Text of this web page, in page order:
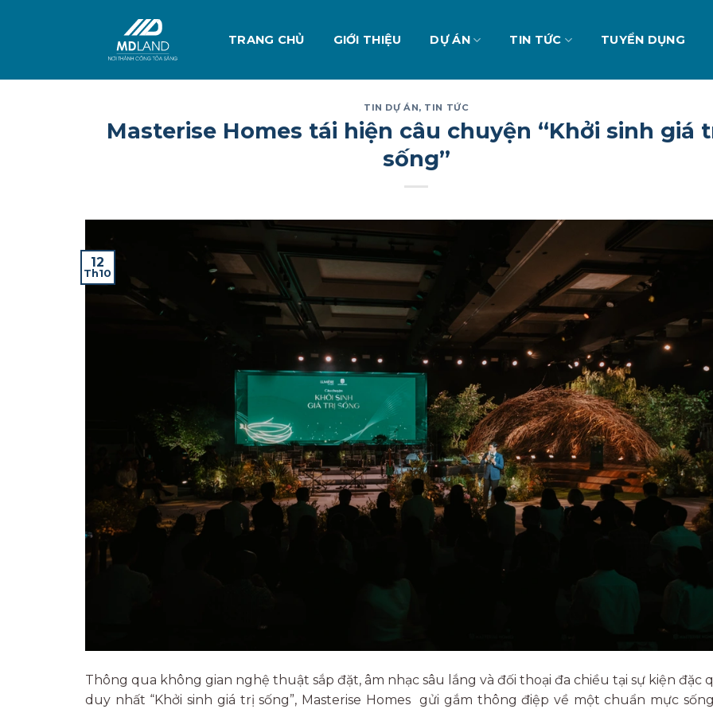
TRANG CHỦ GIỚI THIỆU DỰ ÁN TIN TỨC TUYỂN DỤNG
TIN DỰ ÁN, TIN TỨC
Masterise Homes tái hiện câu chuyện “Khởi sinh giá
sống”
12
Th10
Thông qua không gian nghệ thuật sắp đặt, âm nhạc sâu lắng và đối thoại đa chiều tại sự kiện đặc
duy nhất “Khởi sinh giá trị sống”, Masterise Homes gửi gắm thông điệp về một chuẩn mực